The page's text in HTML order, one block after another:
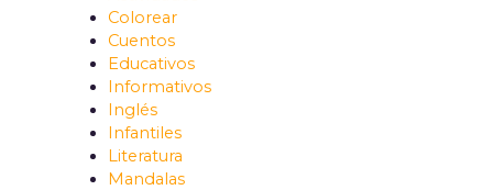
Colorear
Cuentos
Educativos
Informativos
Inglés
Infantiles
Literatura
Mandalas